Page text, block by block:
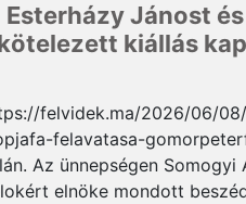
Jánost
kiállás
felvidek.ma/2026/06/
felavatasa-
Az ünnepségen
elnöke mondott